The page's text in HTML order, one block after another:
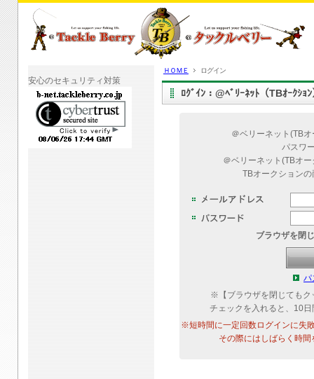
ＨＯＭＥ ログイン
ﾛｸﾞｲﾝ：@ﾍﾞﾘｰﾈｯﾄ（TBｵｰｸｼｮ
＠ベリーネット(TB
パスワ
＠ベリーネット(TBオ
TBオークション
パ
※【ブラウザを閉じてもク
チェックを入れると、10
※短時間に一定回数ログインに失
その際にはしばらく時
ブラウザを閉
安心のセキュリティ対策